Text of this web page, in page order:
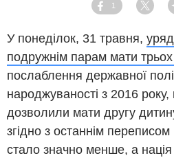
Facebook
1
У понеділок, 31 травня,
подружнім парам мати трьох
послаблення державної
народжуваності з 2016
дозволили мати другу
згідно з останнім
стало значно менше, а